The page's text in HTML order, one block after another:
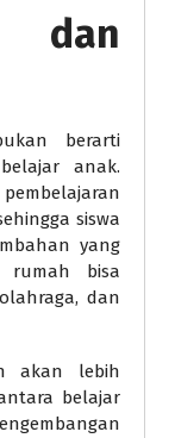
dan
berarti
anak.
siswa
yang
rumah bisa
dan
akan lebih
belajar